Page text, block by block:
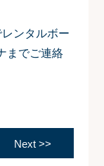
ンタルボー
までご連絡
Next >>